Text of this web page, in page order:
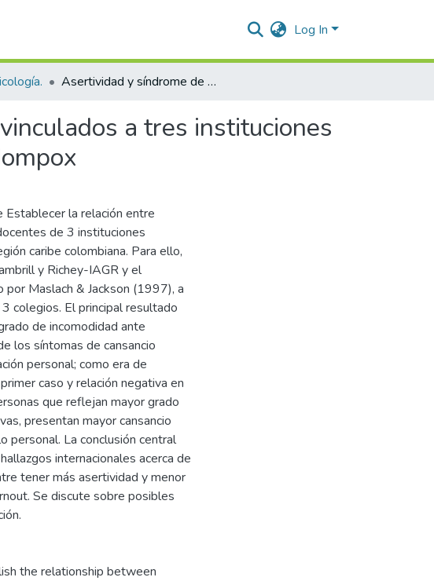
Log In
Asertividad y síndrome de burnout en docentes vinculados a tres instituciones educativas públicas del distrito Santa Cruz de Mompox
a tres instituciones
la relación entre
de 3 instituciones
caribe colombiana. Para ello,
y Richey-IAGR y el
Maslach & Jackson (1997), a
colegios. El principal resultado
de incomodidad ante
los síntomas de cansancio
personal; como era de
caso y relación negativa en
que reflejan mayor grado
presentan mayor cansancio
personal. La conclusión central
internacionales acerca de
tener más asertividad y menor
Se discute sobre posibles
the relationship between